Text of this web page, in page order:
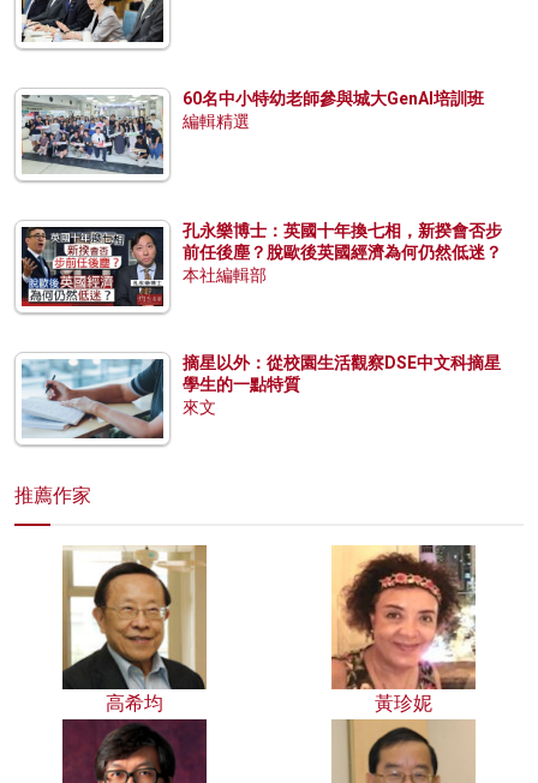
60名中小特幼老師參與城大GenAI培訓班
編輯精選
孔永樂博士：英國十年換七相，新揆會否步
前任後塵？脫歐後英國經濟為何仍然低迷？
本社編輯部
摘星以外：從校園生活觀察DSE中文科摘星
學生的一點特質
來文
推薦作家
高希均 黃珍妮